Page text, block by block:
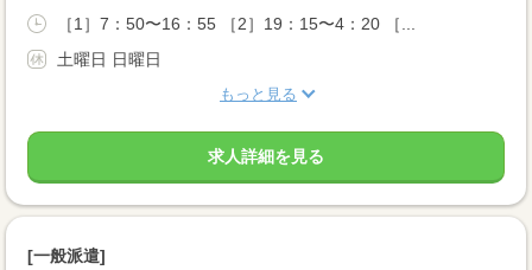
［1］7：50〜16：55 ［2］19：15〜4：20 ［...
土曜日 日曜日
もっと見る
求人詳細を見る
[一般派遣]